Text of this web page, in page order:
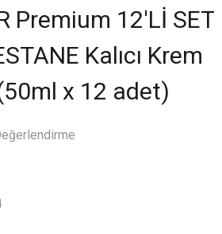
Premium 12'Lİ SET
Kalıcı Krem
x 12 adet)